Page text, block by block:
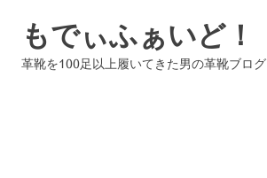
もでぃふぁいど！
革靴を100足以上履いてきた男の革靴ブログ